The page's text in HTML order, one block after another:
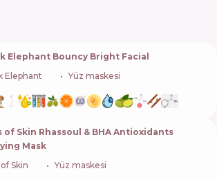
Elephant Bouncy Bright Facial
Elephant
Yüz maskesi
of Skin Rhassoul & BHA Antioxidants
Mask
Skin
Yüz maskesi